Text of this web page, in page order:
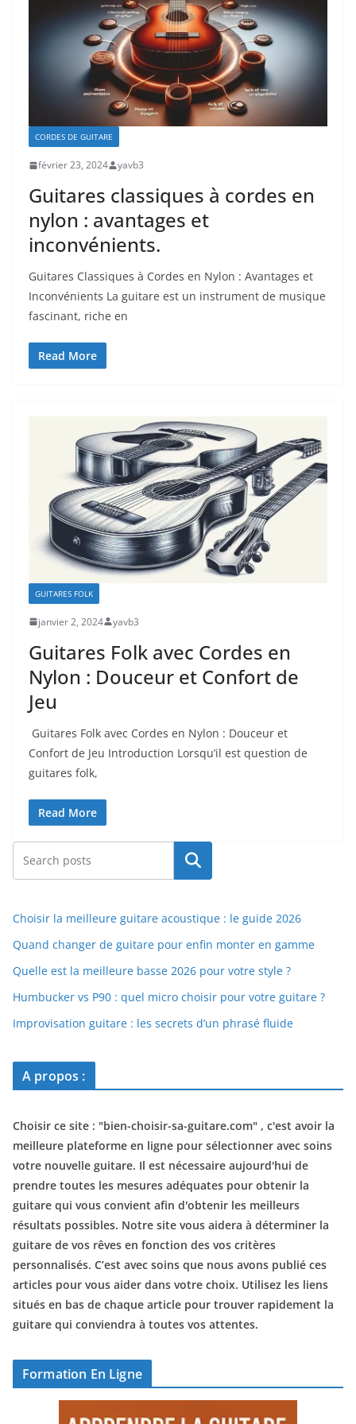
CORDES DE GUITARE
février 23, 2024 yavb3
Guitares classiques à cordes en
nylon : avantages et
inconvénients.
Guitares Classiques à Cordes en Nylon : Avantages et
Inconvénients La guitare est un instrument de musique
fascinant, riche en
Read More
GUITARES FOLK
janvier 2, 2024 yavb3
Guitares Folk avec Cordes en
Nylon : Douceur et Confort de
Jeu
⁤ Guitares Folk ‌avec Cordes en Nylon : Douceur et
Confort de Jeu Introduction Lorsqu’il est question de
guitares folk,
Read More
Rechercher
Choisir la meilleure guitare acoustique : le guide 2026
Quand changer de guitare pour enfin monter en gamme
Quelle est la meilleure basse 2026 pour votre style ?
Humbucker vs P90 : quel micro choisir pour votre guitare ?
Improvisation guitare : les secrets d’un phrasé fluide
A propos :
Choisir ce site : "bien-choisir-sa-guitare.com" , c'est avoir la
meilleure plateforme en ligne pour sélectionner avec soins
votre nouvelle guitare. Il est nécessaire aujourd'hui de
prendre toutes les mesures adéquates pour obtenir la
guitare qui vous convient afin d'obtenir les meilleurs
résultats possibles. Notre site vous aidera à déterminer la
guitare de vos rêves en fonction des vos critères
personnalisés. C’est avec soins que nous avons publié ces
articles pour vous aider dans votre choix. Utilisez les liens
situés en bas de chaque article pour trouver rapidement la
guitare qui conviendra à toutes vos attentes.
Formation En Ligne